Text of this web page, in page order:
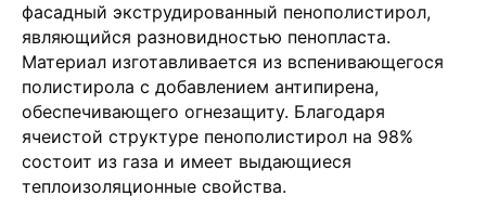
фасадный экструдированный пенополистирол,
являющийся разновидностью пенопласта.
Материал изготавливается из вспенивающегося
полистирола с добавлением антипирена,
обеспечивающего огнезащиту. Благодаря
ячеистой структуре пенополистирол на 98%
состоит из газа и имеет выдающиеся
теплоизоляционные свойства.